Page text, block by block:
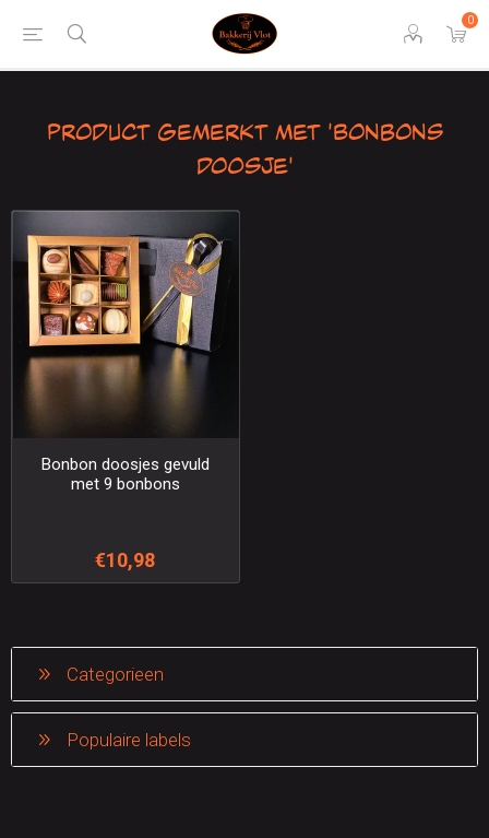
0
Product gemerkt met 'Bonbons
doosje'
Bonbon doosjes gevuld
met 9 bonbons
€10,98
Categorieen
Populaire labels